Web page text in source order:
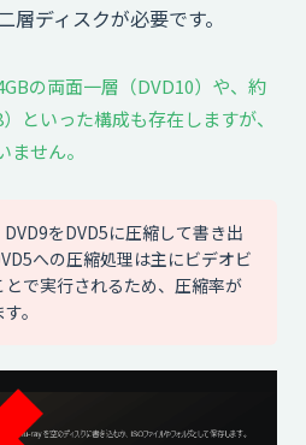
層ディスクが必要です。
の両面一層（DVD10）や、約
といった構成も存在しますが、
せん。
をDVD5に圧縮して書き出
への圧縮処理は主にビデオビ
で実行されるため、圧縮率が
。